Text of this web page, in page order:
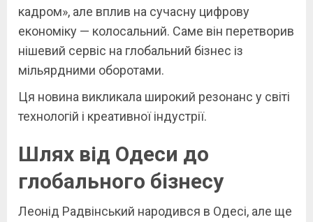
кадром», але вплив на сучасну цифрову
економіку — колосальний. Саме він перетворив
нішевий сервіс на глобальний бізнес із
мільярдними оборотами.
Ця новина викликала широкий резонанс у світі
технологій і креативної індустрії.
Шлях від Одеси до
глобального бізнесу
Леонід Радвінський народився в Одесі, але ще